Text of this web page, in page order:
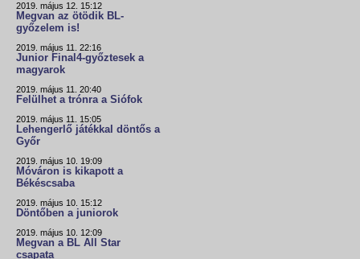
2019. május 12. 15:12
Megvan az ötödik BL-
győzelem is!
2019. május 11. 22:16
Junior Final4-győztesek a
magyarok
2019. május 11. 20:40
Felülhet a trónra a Siófok
2019. május 11. 15:05
Lehengerlő játékkal döntős a
Győr
2019. május 10. 19:09
Móváron is kikapott a
Békéscsaba
2019. május 10. 15:12
Döntőben a juniorok
2019. május 10. 12:09
Megvan a BL All Star
csapata